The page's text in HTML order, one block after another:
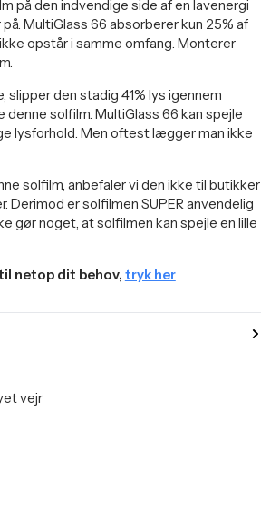
på den indvendige side af en lavenergi
MultiGlass 66 absorberer kun 25% af
opstår i samme omfang. Monterer
den stadig 41% lys igennem
solfilm. MultiGlass 66 kan spejle
lysforhold. Men oftest lægger man ikke
solfilm, anbefaler vi den ikke til butikker
Derimod er solfilmen SUPER anvendelig
gør noget, at solfilmen kan spejle en lille
netop dit behov, tryk her
vejr